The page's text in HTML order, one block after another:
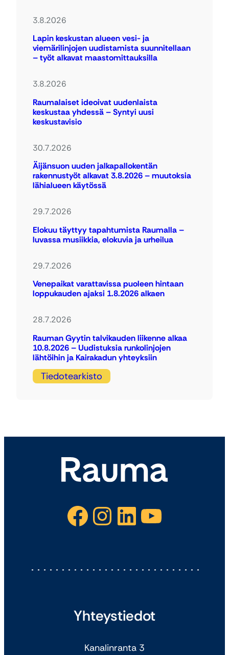
3.8.2026
Lapin keskustan alueen vesi- ja
viemärilinjojen uudistamista suunnitellaan
– työt alkavat maastomittauksilla
3.8.2026
Raumalaiset ideoivat uudenlaista
keskustaa yhdessä – Syntyi uusi
keskustavisio
30.7.2026
Äijänsuon uuden jalkapallokentän
rakennustyöt alkavat 3.8.2026 – muutoksia
lähialueen käytössä
29.7.2026
Elokuu täyttyy tapahtumista Raumalla –
luvassa musiikkia, elokuvia ja urheilua
29.7.2026
Venepaikat varattavissa puoleen hintaan
loppukauden ajaksi 1.8.2026 alkaen
28.7.2026
Rauman Gyytin talvikauden liikenne alkaa
10.8.2026 – Uudistuksia runkolinjojen
lähtöihin ja Kairakadun yhteyksiin
Tiedotearkisto
Facebook Instagram LinkedIn YouTube
Yhteystiedot
Kanalinranta 3